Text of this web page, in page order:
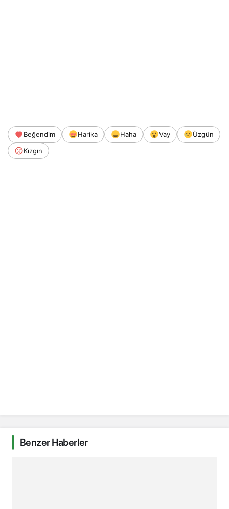
Beğendim Harika Haha Vay
Üzgün
Kızgın
Benzer Haberler